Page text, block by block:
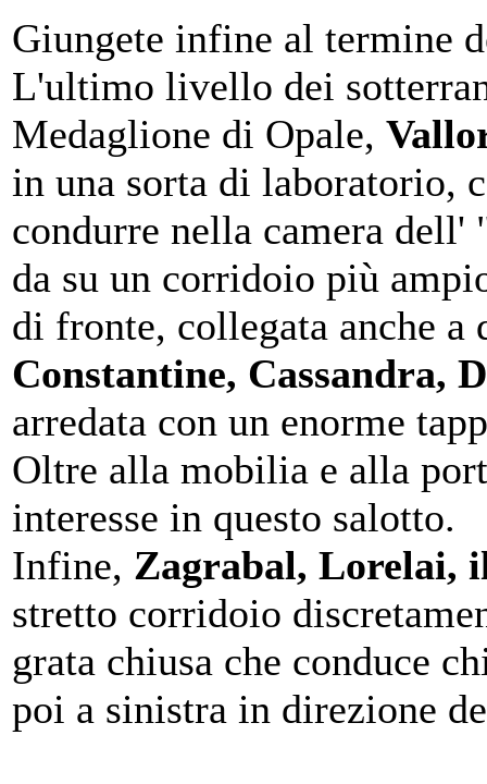
Giungete infine al termine
L'ultimo livello dei
Medaglione di Opale,
in una sorta di laboratorio,
condurre nella camera dell'
da su un corridoio più
di fronte, collegata anche
Constantine, Cassandra,
arredata con un enorme
Oltre alla mobilia e alla
interesse in questo salotto.
Infine, Zagrabal, Lorelai,
stretto corridoio
grata chiusa che conduce
poi a sinistra in direzione